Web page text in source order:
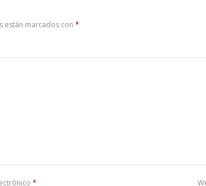
están marcados con *
*